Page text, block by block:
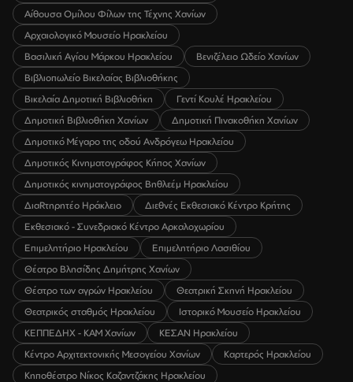
Αίθουσα Ομίλου Φίλων της Τέχνης Χανίων
Αρχαιολογικό Μουσείο Ηρακλείου
Βασιλική Αγίου Μάρκου Ηρακλείου
Βενιζέλειο Ωδείο Χανίων
Βιβλιοπωλείο Βικελαίας Βιβλιοθήκης
Βικελαία Δημοτική Βιβλιοθήκη
Γεντί Κουλέ Ηρακλείου
Δημοτική Βιβλιοθήκη Χανίων
Δημοτική Πινακοθήκη Χανίων
Δημοτικό Μέγαρο της οδού Ανδρόγεω Ηρακλείου
Δημοτικός Κινηματογράφος Κήπος Χανίων
Δημοτικός κινηματογράφος Βηθλεέμ Ηρακλείου
ΔιαRτηρητέο Ηράκλειο
Διεθνές Εκθεσιακό Κέντρο Κρήτης
Εκθεσιακό - Συνεδριακό Κέντρο Αρκαλοχωρίου
Επιμελητήριο Ηρακλείου
Επιμελητήριο Λασιθίου
Θέατρο Βλησίδης Δημήτρης Χανίων
Θέατρο των αγρών Ηρακλείου
Θεατρική Σκηνή Ηρακλείου
Θεατρικός σταθμός Ηρακλείου
Ιστορικό Μουσείο Ηρακλείου
ΚΕΠΠΕΔΗΧ - ΚΑΜ Χανίων
ΚΕΣΑΝ Ηρακλείου
Κέντρο Αρχιτεκτονικής Μεσογείου Χανίων
Καρτερός Ηρακλείου
Κηποθέατρο Νίκος Καζαντζάκης Ηρακλείου